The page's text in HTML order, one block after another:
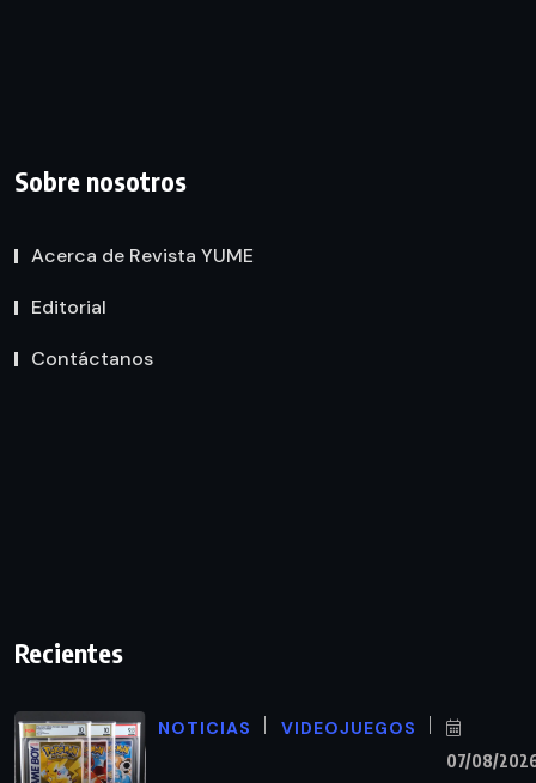
Sobre nosotros
Acerca de Revista YUME
Editorial
Contáctanos
Recientes
NOTICIAS VIDEOJUEGOS
07/08/